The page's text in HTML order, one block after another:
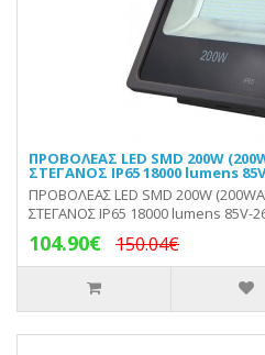
ΠΡΟΒΟΛΕΑΣ LED SMD 200W
ΣΤΕΓΑΝΟΣ IP65 18000 lumens
ΠΡΟΒΟΛΕΑΣ LED SMD 200W
ΣΤΕΓΑΝΟΣ IP65 18000 lumens 85V-
104.90€ 150.04€